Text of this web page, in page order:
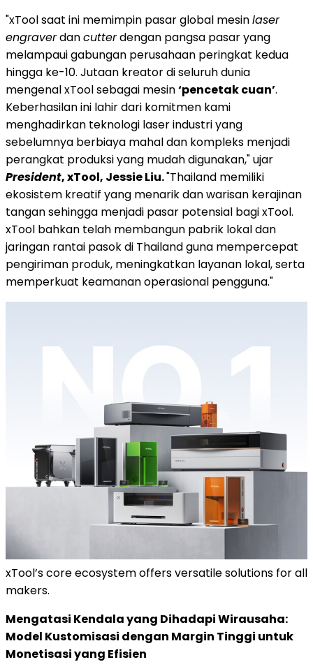
"xTool saat ini memimpin pasar global mesinlaser
engraverdancutterdengan pangsa pasar yang
melampaui gabungan perusahaan peringkat kedua
hingga ke-10. Jutaan kreator di seluruh dunia
mengenal xTool sebagai mesin‘pencetak cuan’.
Keberhasilan ini lahir dari komitmen kami
menghadirkan teknologi laser industri yang
sebelumnya berbiaya mahal dan kompleks menjadi
perangkat produksi yang mudah digunakan," ujar
President, xTool, Jessie Liu."Thailand memiliki
ekosistem kreatif yang menarik dan warisan kerajinan
tangan sehingga menjadi pasar potensial bagi xTool.
xTool bahkan telah membangun pabrik lokal dan
jaringan rantai pasok di Thailand guna mempercepat
pengiriman produk, meningkatkan layanan lokal, serta
memperkuat keamanan operasional pengguna."
xTool’s core ecosystem offers versatile solutions for all
makers.
Mengatasi Kendala yang Dihadapi Wirausaha:
Model Kustomisasi dengan Margin Tinggi untuk
Monetisasi yang Efisien